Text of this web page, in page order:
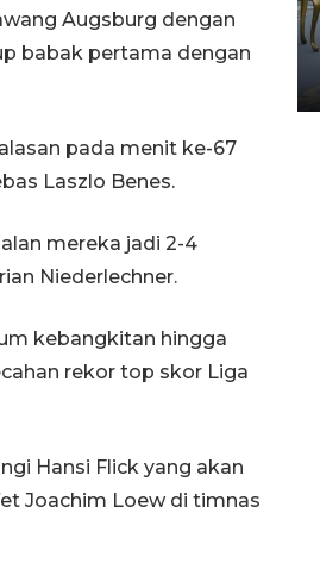
Augsburg dengan
babak pertama dengan
pada menit ke-67
Laszlo Benes.
mereka jadi 2-4
Niederlechner.
kebangkitan hingga
rekor top skor Liga
Hansi Flick yang akan
Joachim Loew di timnas
Raja Keraton